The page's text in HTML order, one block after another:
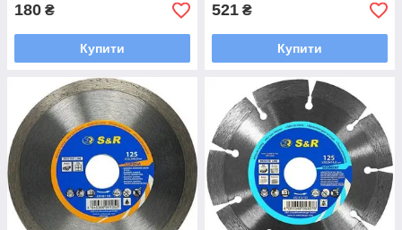
180 ₴
Купити
521 ₴
Купити